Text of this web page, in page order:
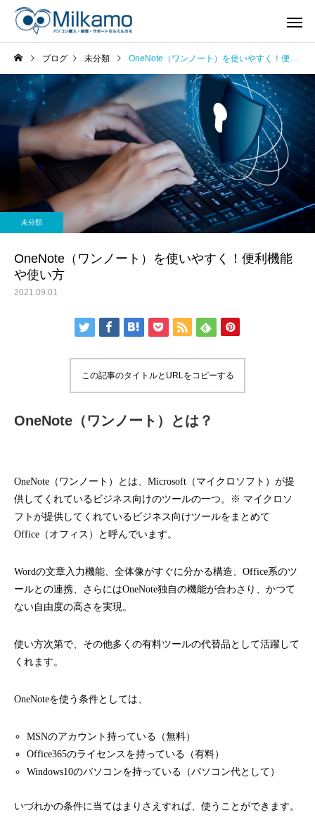
ブログ 未分類 OneNote（ワンノート）を使いやすく！便利機能や使い方
未分類
OneNote（ワンノート）を使いやすく！便利機能
や使い方
2021.09.01
この記事のタイトルとURLをコピーする
OneNote（ワンノート）とは？
OneNote（ワンノート）とは、Microsoft（マイクロソフト）が提
供してくれているビジネス向けのツールの一つ。
※ マイクロソ
フトが提供してくれているビジネス向けツールをまとめて
Office（オフィス）と呼んでいます。
Wordの文章入力機能、全体像がすぐに分かる構造、Office系のツ
ールとの連携、さらにはOneNote独自の機能が合わさり、かつて
ない自由度の高さを実現。
使い方次第で、その他多くの有料ツールの代替品として活躍して
くれます。
OneNoteを使う条件としては、
MSNのアカウント持っている（無料）
Office365のライセンスを持っている（有料）
Windows10のパソコンを持っている（パソコン代として）
いづれかの条件に当てはまりさえすれば、使うことができます。